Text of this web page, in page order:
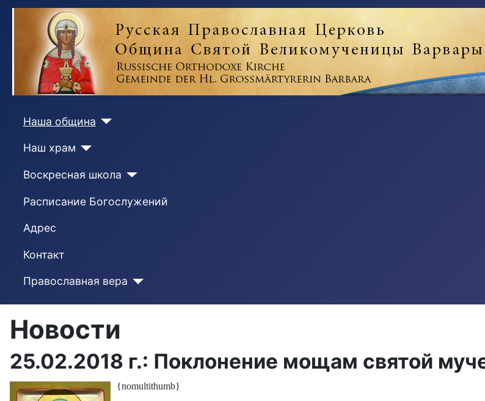
Наша община
Наш храм
Воскресная школа
Расписание Богослужений
Адрес
Контакт
Православная вера
Новости
25.02.2018 г.: Поклонение мощам cвятой
{nomultithumb}